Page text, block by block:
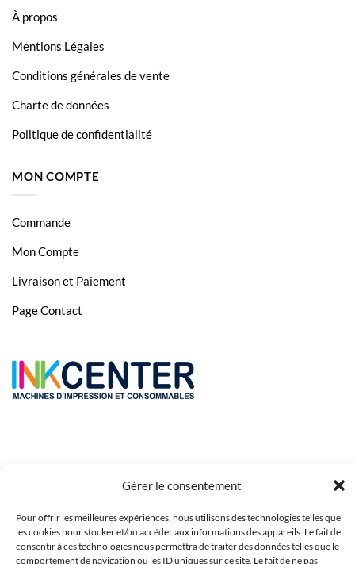
Gérer le consentement
Pour offrir les meilleures expériences, nous utilisons des technologies telles que
les cookies pour stocker et/ou accéder aux informations des appareils. Le fait de
consentir à ces technologies nous permettra de traiter des données telles que le
comportement de navigation ou les ID uniques sur ce site. Le fait de ne pas
À propos
Mentions Légales
Conditions générales de vente
Charte de données
Politique de confidentialité
MON COMPTE
Commande
Mon Compte
Livraison et Paiement
Page Contact
Copyright 2023 © Inkcenter - Webdesign byMedia84